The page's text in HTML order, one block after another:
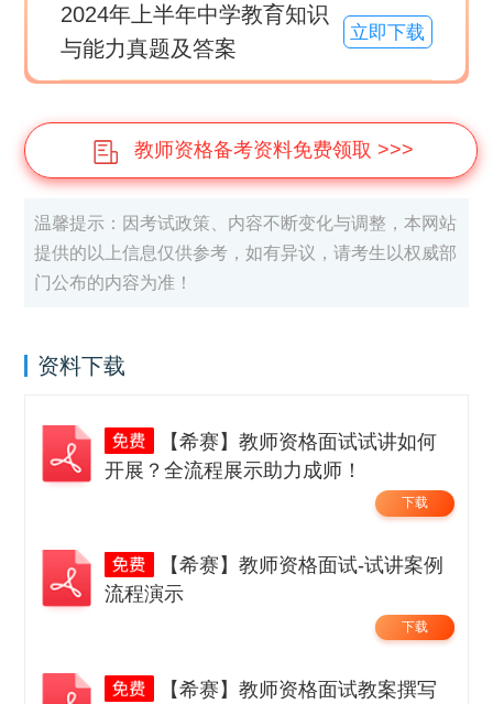
2024年上半年中学教育知识
与能力真题及答案
立即下载
教师资格备考资料免费领取 >>>
温馨提示：因考试政策、内容不断变化与调整，本网站
提供的以上信息仅供参考，如有异议，请考生以权威部
门公布的内容为准！
资料下载
【希赛】教师资格面试试讲如何
开展？全流程展示助力成师！
下载
【希赛】教师资格面试-试讲案例
流程演示
下载
【希赛】教师资格面试教案撰写